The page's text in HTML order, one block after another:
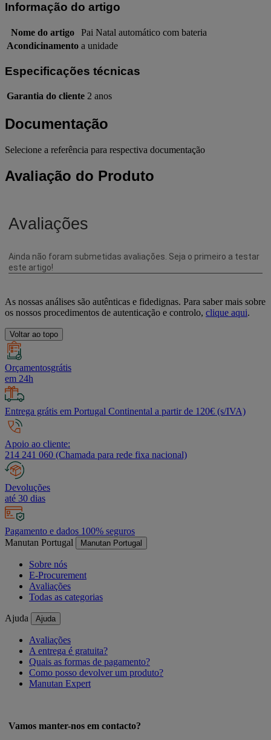
Informação do artigo
Nome do artigo
Pai Natal automático com bateria
Acondicinamento a unidade
Especificações técnicas
Garantia do cliente 2 anos
Documentação
Selecione a referência para respectiva documentação
Avaliação do Produto
As nossas análises são autênticas e fidedignas. Para saber mais sobre
os nossos procedimentos de autenticação e controlo, clique aqui.
Voltar ao topo
Orçamentosgrátis
em 24h
Entrega grátis em Portugal Continental a partir de 120€ (s/IVA)
Apoio ao cliente:
214 241 060 (Chamada para rede fixa nacional)
Devoluções
até 30 dias
Pagamento e dados 100% seguros
Manutan Portugal
Manutan Portugal
Sobre nós
E-Procurement
Avaliações
Todas as categorias
Ajuda Ajuda
Avaliações
A entrega é gratuita?
Quais as formas de pagamento?
Como posso devolver um produto?
Manutan Expert
Vamos manter-nos em contacto?